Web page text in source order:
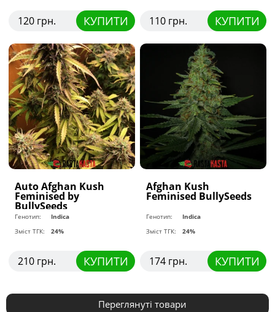
120 грн. КУПИТИ 110 грн. КУПИТИ
Auto Afghan Kush
Feminised by
BullySeeds
Генотип:
Indica
Зміст ТГК:
24%
210 грн. КУПИТИ
Afghan Kush
Feminised BullySeeds
Генотип:
Indica
Зміст ТГК:
24%
174 грн. КУПИТИ
Переглянуті товари